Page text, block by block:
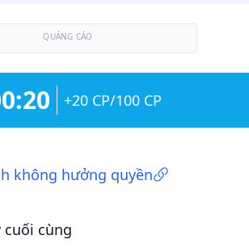
QUẢNG CÁO
không hưởng quyền
cuối cùng
+20 CP/100 CP